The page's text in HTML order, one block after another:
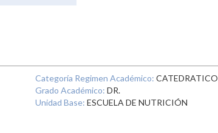
Categoría Regimen Académico: CATEDRATICO
Grado Académico: DR.
Unidad Base: ESCUELA DE NUTRICIÓN